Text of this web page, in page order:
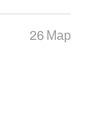
26 Мар